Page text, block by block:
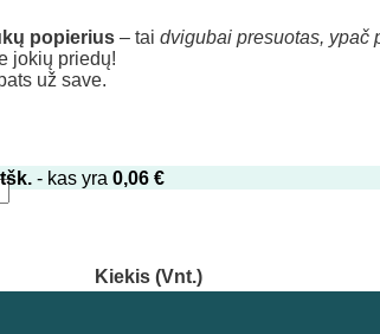
popierius – tai dvigubai presuotas, ypač
jokių priedų!
už save.
- kas yra 0,06 €
Kiekis (Vnt.)